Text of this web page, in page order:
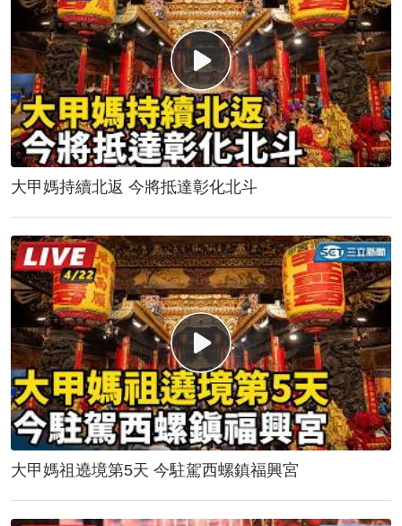
大甲媽持續北返 今將抵達彰化北斗
大甲媽祖遶境第5天 今駐駕西螺鎮福興宮